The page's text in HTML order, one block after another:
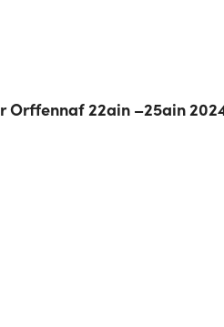
Orffennaf 22ain –25ain